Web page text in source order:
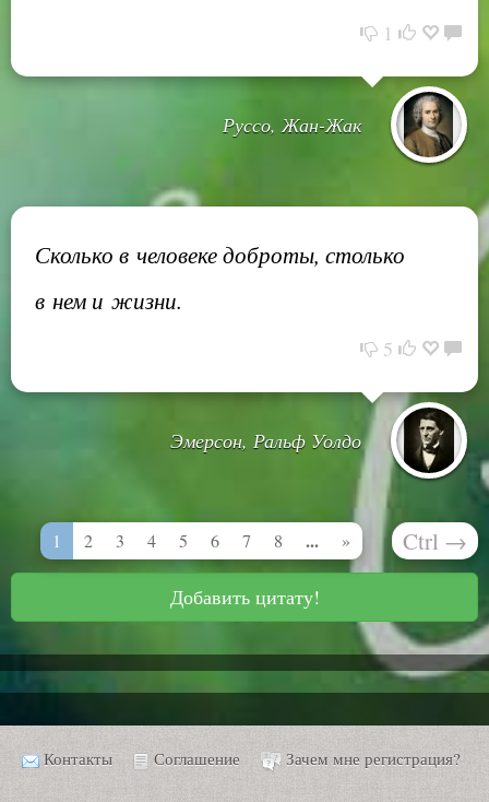
1
Руссо, Жан-Жак
Сколько в человеке доброты, столько
в нем и жизни.
5
Эмерсон, Ральф Уолдо
1 2 3 4 5 6 7 8 ... » Ctrl →
Добавить цитату!
Контакты Соглашение Зачем мне регистрация?